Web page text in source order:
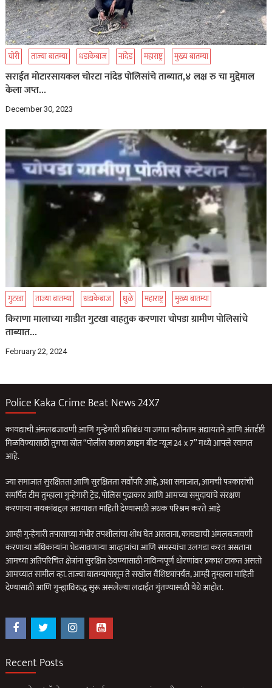
चोरी ताज्या बातम्या धडाकेबाज नांदेड महाराष्ट्र मुख्य बातम्या
सराईत मोटारसायकल चोरटा नांदेड पोलिसांचे ताब्यात,४ लक्ष रु चा मुद्देमाल
केला जप्त…
December 30, 2023
गुटखा ताज्या बातम्या धडाकेबाज धुळे महाराष्ट्र मुख्य बातम्या
किराणा मालाच्या गाडीत गुटखा वाहतुक करणारा चोपडा ग्रामीण पोलिसांचे
ताब्यात…
February 22, 2024
Police Kaka Crime Beat News 24X7
कायद्याची अंमलबजावणी आणि गुन्हेगारी प्रतिबंध या जगात नवीनतम अद्यायतने आणि अंतर्दृष्टी
मिळविण्यासाठी तुमचा स्रोत “पोलीस काका क्राइम बीट न्यूज 24 x 7” मध्ये आपले स्वागत
आहे.
ज्या समाजात सुरक्षितता आणि सुरक्षितता सर्वोपरि आहे, अशा समाजात, आमची पत्रकारांची
समर्पित टीम तुम्हाला गुन्हेगारी ट्रेंड, पोलिस पुढाकार आणि आमच्या समुदायांचे संरक्षण
करणार्‍या नायकांबद्दल अद्ययावत माहिती देण्यासाठी अथक परिश्रम करते आहे
आम्ही गुन्हेगारी तपासाच्या गंभीर तपशीलांचा शोध घेत असताना, कायद्याची अंमलबजावणी
करणार्‍या अधिकार्‍यांना भेडसावणार्‍या आव्हानांचा आणि समस्यांचा उलगडा करत असताना
आमच्या अतिपरिचित क्षेत्रांना सुरक्षित ठेवण्यासाठी नाविन्यपूर्ण धोरणांवर प्रकाश टाकत असतो
आमच्यात सामील व्हा. ताज्या बातम्यांपासून ते सखोल वैशिष्ट्यांपर्यंत, आम्ही तुम्हाला माहिती
देण्यासाठी आणि गुन्ह्याविरुद्ध सुरू असलेल्या लढाईत गुंतण्यासाठी येथे आहोत.
Recent Posts